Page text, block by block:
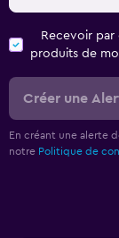
Recevoir par
produits de
Créer une
En créant une alerte
notre Politique de